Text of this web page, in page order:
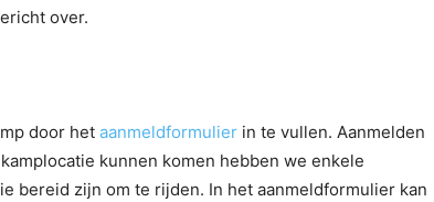
over.
door het aanmeldformulier in te vullen. Aanmelden
kunnen komen hebben we enkele
bereid zijn om te rijden. In het aanmeldformulier kan